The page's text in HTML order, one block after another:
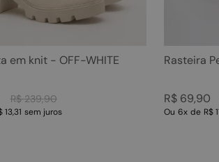
em knit - OFF-WHITE
R$ 239,90
13,31 sem juros
Rasteira
R$ 69,90
Ou 6x de R$